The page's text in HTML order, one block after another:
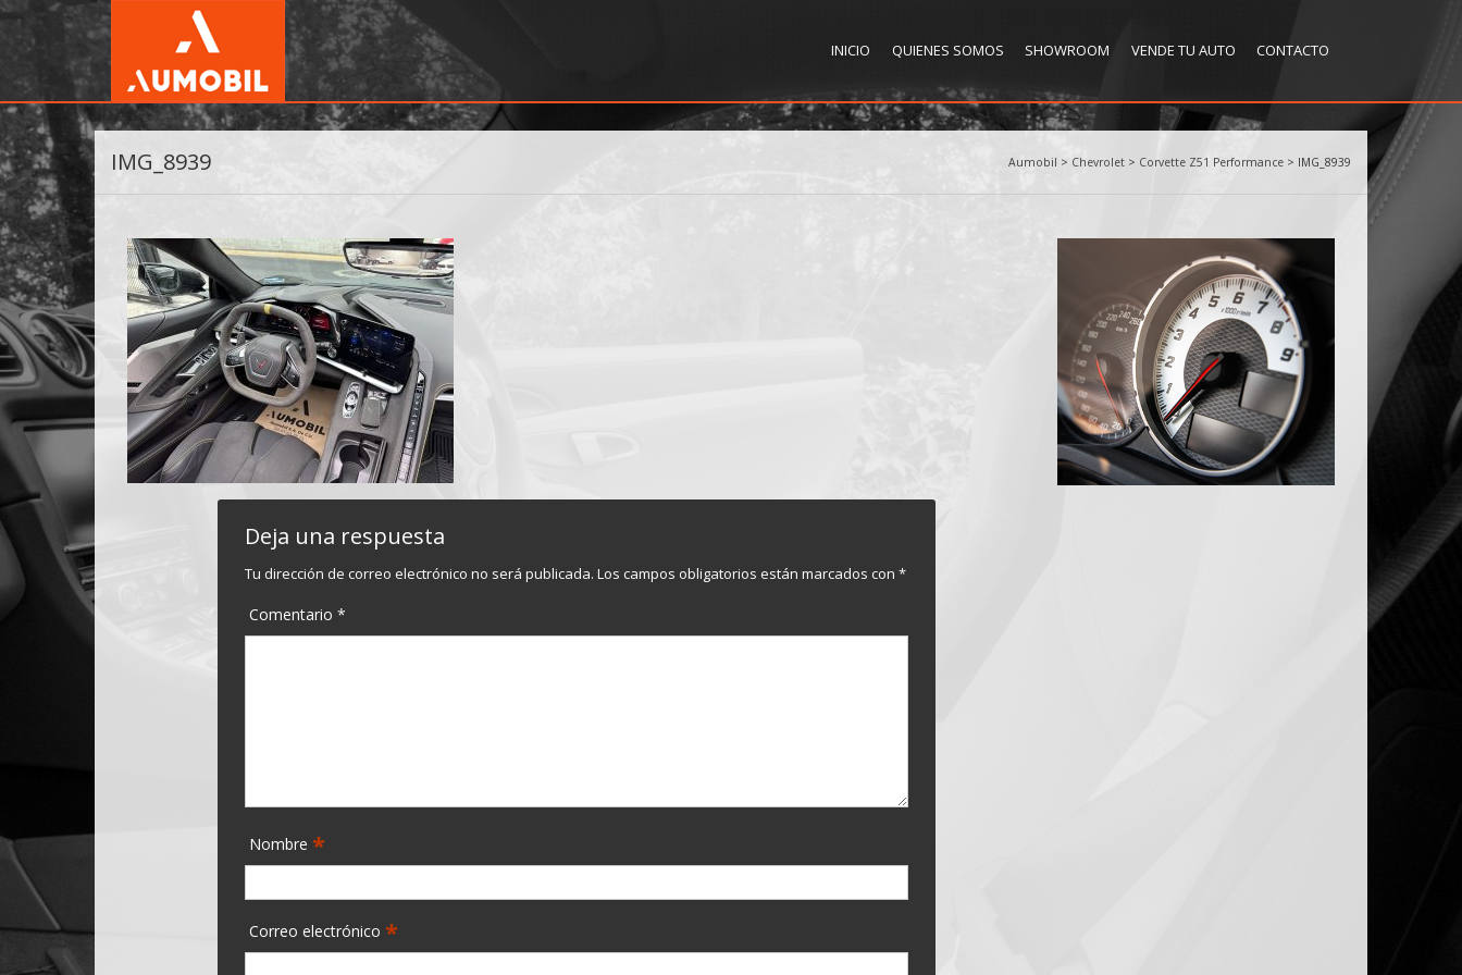
INICIO QUIENES SOMOS SHOWROOM VENDE TU AUTO CONTACTO
IMG_8939 Aumobil > Chevrolet > Corvette Z51 Performance > IMG_8939
Deja una respuesta
Tu dirección de correo electrónico no será publicada. Los campos obligatorios están marcados con *
Comentario *
Nombre *
Correo electrónico *